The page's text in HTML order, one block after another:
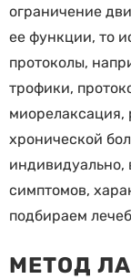
ограничение
ее функции, то
протоколы,
трофики,
миорелаксация,
хронической
индивидуально,
симптомов,
подбираем
МЕТОД